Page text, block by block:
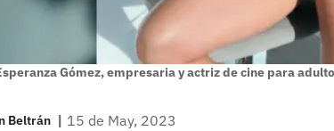
Gómez, empresaria y actriz de cine para
Beltrán | 15 de May, 2023